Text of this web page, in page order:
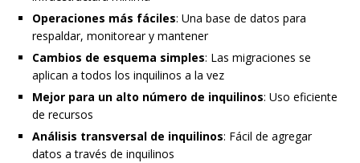
Operaciones más fáciles: Una base de datos para
respaldar, monitorear y mantener
Cambios de esquema simples: Las migraciones se
aplican a todos los inquilinos a la vez
Mejor para un alto número de inquilinos: Uso eficiente
de recursos
Análisis transversal de inquilinos: Fácil de agregar
datos a través de inquilinos